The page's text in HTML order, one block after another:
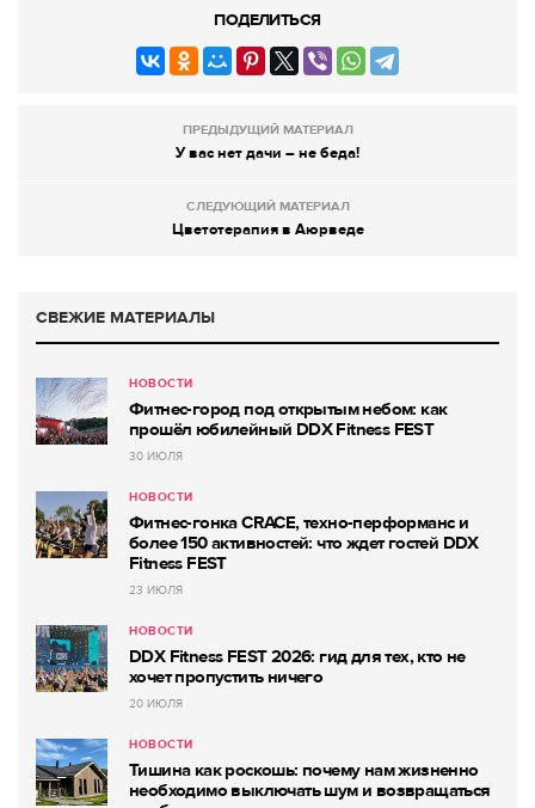
ПОДЕЛИТЬСЯ
ПРЕДЫДУЩИЙ МАТЕРИАЛ
У вас нет дачи – не беда!
СЛЕДУЮЩИЙ МАТЕРИАЛ
Цветотерапия в Аюрведе
СВЕЖИЕ МАТЕРИАЛЫ
НОВОСТИ
Фитнес-город под открытым небом: как
прошёл юбилейный DDX Fitness FEST
30 ИЮЛЯ
НОВОСТИ
Фитнес-гонка CRACE, техно-перформанс и
более 150 активностей: что ждет гостей DDX
Fitness FEST
23 ИЮЛЯ
НОВОСТИ
DDX Fitness FEST 2026: гид для тех, кто не
хочет пропустить ничего
20 ИЮЛЯ
НОВОСТИ
Тишина как роскошь: почему нам жизненно
необходимо выключать шум и возвращаться